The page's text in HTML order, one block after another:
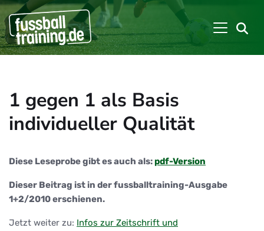
1 gegen 1 als Basis
individueller Qualität
Diese Leseprobe gibt es auch als:pdf-Version
Dieser Beitrag ist in der fussballtraining-Ausgabe
1+2/2010 erschienen.
Jetzt weiter zu: Infos zur Zeitschrift und